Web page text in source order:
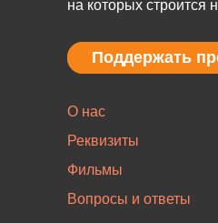
на которых строится
О нас
Реквизиты
Фильмы
Вопросы и ответы
Поддержать
Поддержать